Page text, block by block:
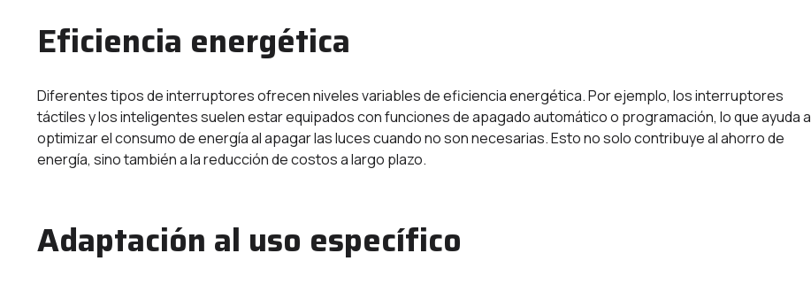
Eficiencia energética
Diferentes tipos de interruptores ofrecen niveles variables de eficiencia energética. Por ejemplo, los interruptores
táctiles y los inteligentes suelen estar equipados con funciones de apagado automático o programación, lo que ayuda a
optimizar el consumo de energía al apagar las luces cuando no son necesarias. Esto no solo contribuye al ahorro de
energía, sino también a la reducción de costos a largo plazo.
Adaptación al uso específico